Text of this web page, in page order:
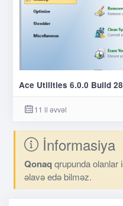
Ace Utilities 6.0.0 Build
11 il əvvəl
İnformasiya
Qonaq qrupunda olanlar
əlavə edə bilməz.